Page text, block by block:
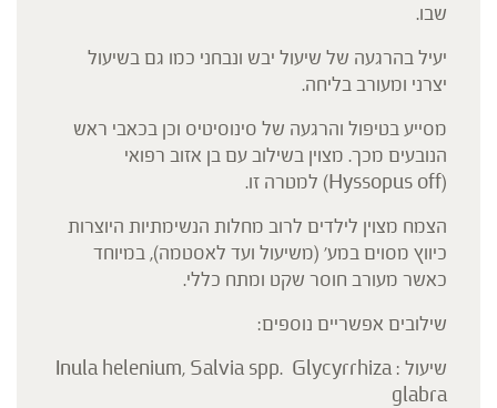
שבו.
יעיל בהרגעה של שיעול יבש ונבחני כמו גם בשיעול
יצרני ומעורב בליחה.
מסייע בטיפול והרגעה של סינוסיטיס וכן בכאבי ראש
הנובעים מכך. מצוין בשילוב עם בן אזוב רפואי
(Hyssopus off) למטרה זו.
הצמח מצוין לילדים לרוב מחלות הנשימתיות היוצרות
כיווץ מסוים במע' (משיעול ועד לאסטמה), במיוחד
כאשר מעורב חוסר שקט ומתח כללי.
שילובים אפשריים נוספים:
שיעול : Inula helenium, Salvia spp. Glycyrrhiza
glabra